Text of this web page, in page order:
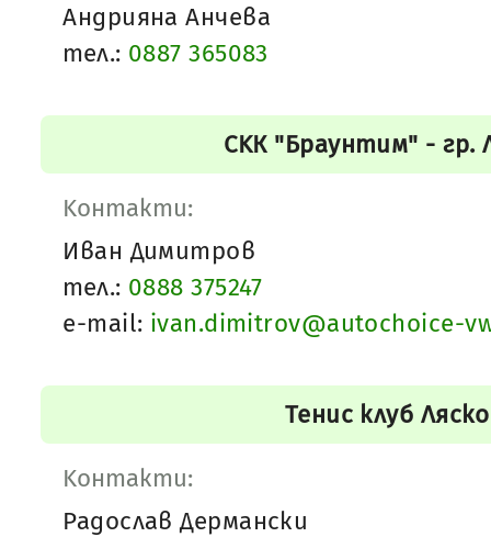
Андрияна Анчева
тел.: 0887 365083
СKК "Браунтим" - гр.
Kонтакти:
Иван Димитров
тел.: 0888 375247
e-mail: ivan.dimitrov@autochoice-
Тенис клуб
Kонтакти:
Радослав Дермански